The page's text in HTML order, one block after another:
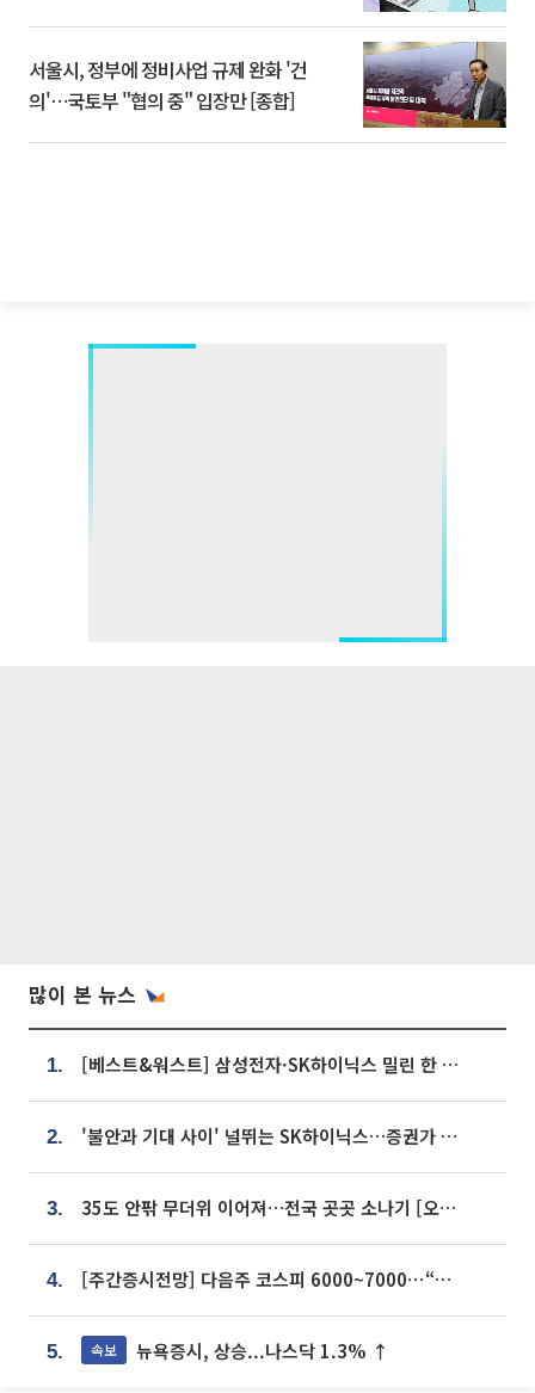
서울시, 정부에 정비사업 규제 완화 '건
의'⋯국토부 "협의 중" 입장만 [종합]
많이 본 뉴스
1. [베스트&워스트] 삼성전자·SK하이닉스 밀린 한 주…상상인증권은 85% 급등
2. '불안과 기대 사이' 널뛰는 SK하이닉스…증권가 "HBM4·LTA 기반 펀터멘털 견고"
3. 35도 안팎 무더위 이어져…전국 곳곳 소나기 [오늘 날씨]
4. [주간증시전망] 다음주 코스피 6000~7000⋯“外人 수급은 정책이 변수”
5. 속보 뉴욕증시, 상승...나스닥 1.3% ↑